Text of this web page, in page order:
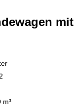
mit
m³